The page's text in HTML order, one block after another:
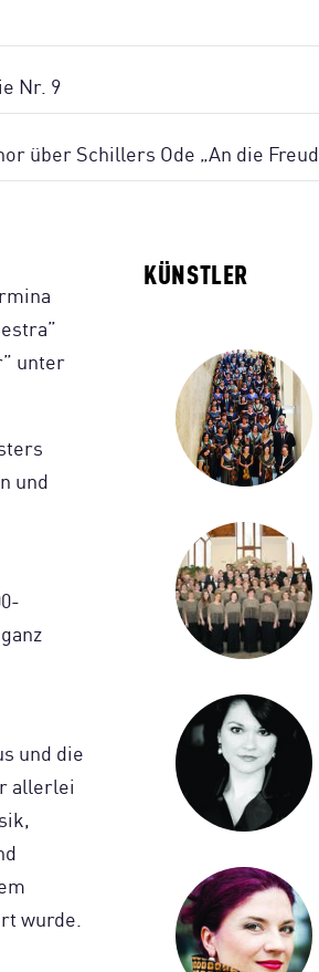
Nr. 9
über Schillers Ode „An die
unter
und
und die
allerlei
wurde.
KÜNSTLER